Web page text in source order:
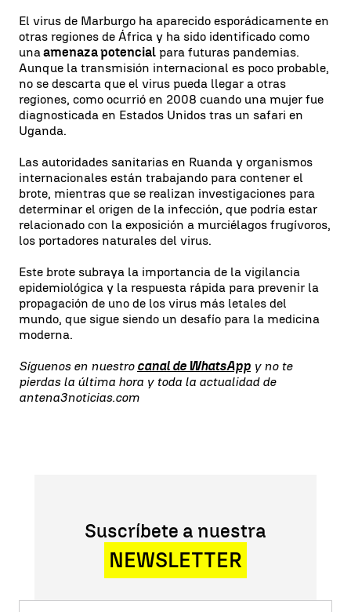
El virus de Marburgo ha aparecido esporádicamente en
otras regiones de África y ha sido identificado como
una amenaza potencial para futuras pandemias.
Aunque la transmisión internacional es poco probable,
no se descarta que el virus pueda llegar a otras
regiones, como ocurrió en 2008 cuando una mujer fue
diagnosticada en Estados Unidos tras un safari en
Uganda.
Las autoridades sanitarias en Ruanda y organismos
internacionales están trabajando para contener el
brote, mientras que se realizan investigaciones para
determinar el origen de la infección, que podría estar
relacionado con la exposición a murciélagos frugívoros,
los portadores naturales del virus.
Este brote subraya la importancia de la vigilancia
epidemiológica y la respuesta rápida para prevenir la
propagación de uno de los virus más letales del
mundo, que sigue siendo un desafío para la medicina
moderna.
Síguenos en nuestro canal de WhatsApp y no te
pierdas la última hora y toda la actualidad de
antena3noticias.com
Suscríbete a nuestra
NEWSLETTER